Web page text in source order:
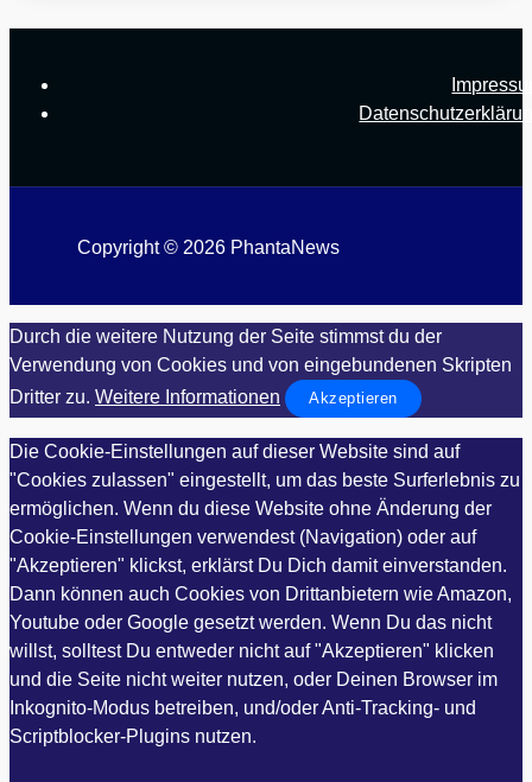
Copyright © 2026 PhantaNews
Durch die weitere Nutzung der Seite stimmst du der
Verwendung von Cookies und von eingebundenen Skripten
Dritter zu. Weitere Informationen Akzeptieren
Die Cookie-Einstellungen auf dieser Website sind auf
"Cookies zulassen" eingestellt, um das beste Surferlebnis zu
ermöglichen. Wenn du diese Website ohne Änderung der
Cookie-Einstellungen verwendest (Navigation) oder auf
"Akzeptieren" klickst, erklärst Du Dich damit einverstanden.
Dann können auch Cookies von Drittanbietern wie Amazon,
Youtube oder Google gesetzt werden. Wenn Du das nicht
willst, solltest Du entweder nicht auf "Akzeptieren" klicken
und die Seite nicht weiter nutzen, oder Deinen Browser im
Inkognito-Modus betreiben, und/oder Anti-Tracking- und
Scriptblocker-Plugins nutzen.